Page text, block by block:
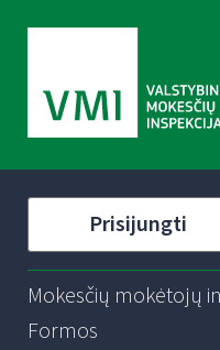
Prisijungti
Mokesčių mokėtojų
Formos